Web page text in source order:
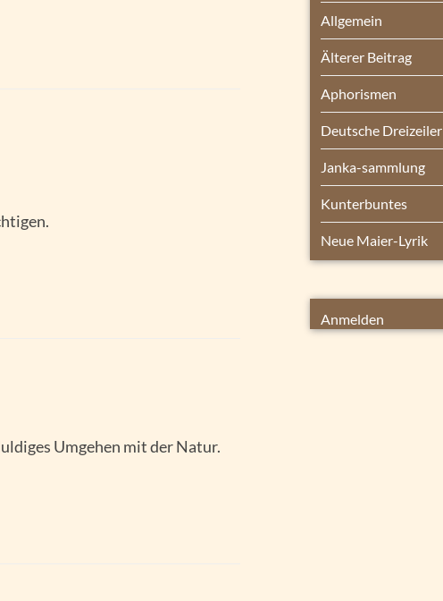
Umgehen mit der Natur.
Allgemein
Älterer Beitrag
Aphorismen
Deutsche Dreizeiler
Janka-sammlung
Kunterbuntes
Neue Maier-Lyrik
Anmelden